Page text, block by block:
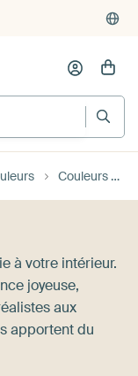
Couleurs vives
à votre intérieur.
joyeuse,
aux
apportent du